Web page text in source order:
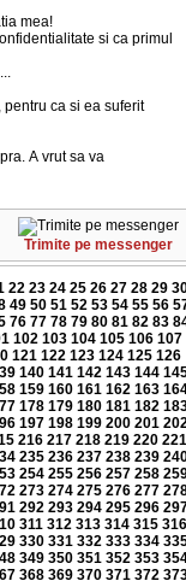
mea!
si ca primul
ca si ea suferit
A vrut sa va
Trimite pe messenger
22 23 24 25 26 27 28 29
49 50 51 52 53 54 55 56
76 77 78 79 80 81 82 83
102 103 104 105 106 107
121 122 123 124 125 126
140 141 142 143 144
159 160 161 162 163
178 179 180 181 182
197 198 199 200 201
216 217 218 219 220 221
235 236 237 238 239
254 255 256 257 258
273 274 275 276 277
292 293 294 295 296
311 312 313 314 315 316
330 331 332 333 334
349 350 351 352 353
368 369 370 371 372